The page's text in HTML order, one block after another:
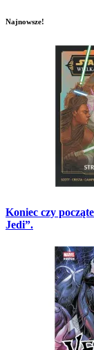
Najnowsze!
Koniec czy
Jedi”.